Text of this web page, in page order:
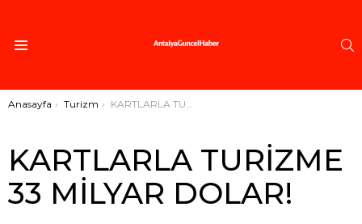
Buradasınız:
Anasayfa Turizm KARTLARLA TURİZME 33 MİLYAR DOLAR!
KARTLARLA TURİZME
33 MİLYAR DOLAR!